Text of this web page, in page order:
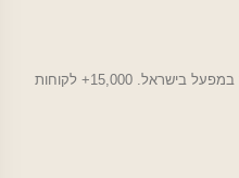
טפטים, מדבקות קיר וציפויי זכוכית. ייצור במפעל בישראל. 15,000+ לקוחות